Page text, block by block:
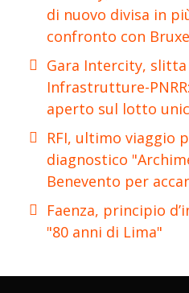
di nuovo divisa in
confronto con
Gara Intercity, slitta
Infrastrutture-
aperto sul lotto
RFI, ultimo viaggio
diagnostico
Benevento per
Faenza, principio
"80 anni di Lima"